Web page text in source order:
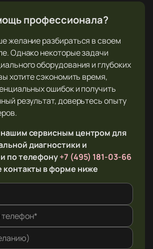
профессионала?
желание разбираться в своем
Однако некоторые задачи
оборудования и глубоких
хотите сэкономить время,
ошибок и получить
результат, доверьтесь опыту
сервисным центром для
диагностики и
по телефону+7 (495) 181-03-66
контакты в форме ниже